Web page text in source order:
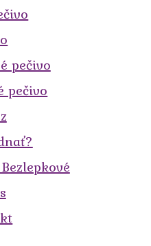
pečivo
pečivo